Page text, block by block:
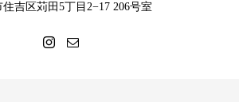
住吉区苅田5丁目2−17 206号室